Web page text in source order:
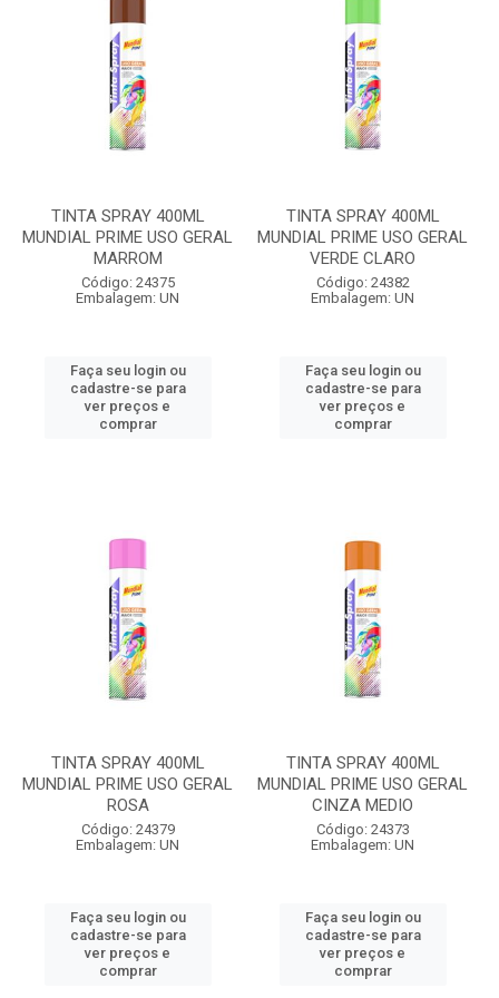
TINTA SPRAY 400ML
MUNDIAL PRIME USO GERAL
MARROM
Código: 24375
Embalagem: UN
Faça seu login ou
cadastre-se para
ver preços e
comprar
TINTA SPRAY 400ML
MUNDIAL PRIME USO GERAL
VERDE CLARO
Código: 24382
Embalagem: UN
Faça seu login ou
cadastre-se para
ver preços e
comprar
TINTA SPRAY 400ML
MUNDIAL PRIME USO GERAL
ROSA
Código: 24379
Embalagem: UN
Faça seu login ou
cadastre-se para
ver preços e
comprar
TINTA SPRAY 400ML
MUNDIAL PRIME USO GERAL
CINZA MEDIO
Código: 24373
Embalagem: UN
Faça seu login ou
cadastre-se para
ver preços e
comprar